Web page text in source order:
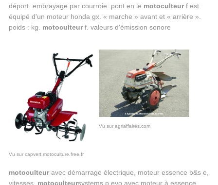
déport. embrayage par courroie. pont en le motoculteurf est
équipé d'un moteur honda gx. « marche » avant et « arrière ».
poids : kg. motoculteurf. valeurs d'émission sonore
Vu sur capvert.motoculture.free.fr
Vu sur agriaffaires.com
motoculteuravec démarrage électrique, moteur essence b&s e,
vitesses, motoculteursystems p evo avec moteur à essence